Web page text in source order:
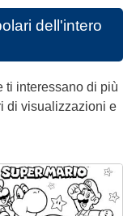
dell'intero
ti interessano di più
di visualizzazioni e